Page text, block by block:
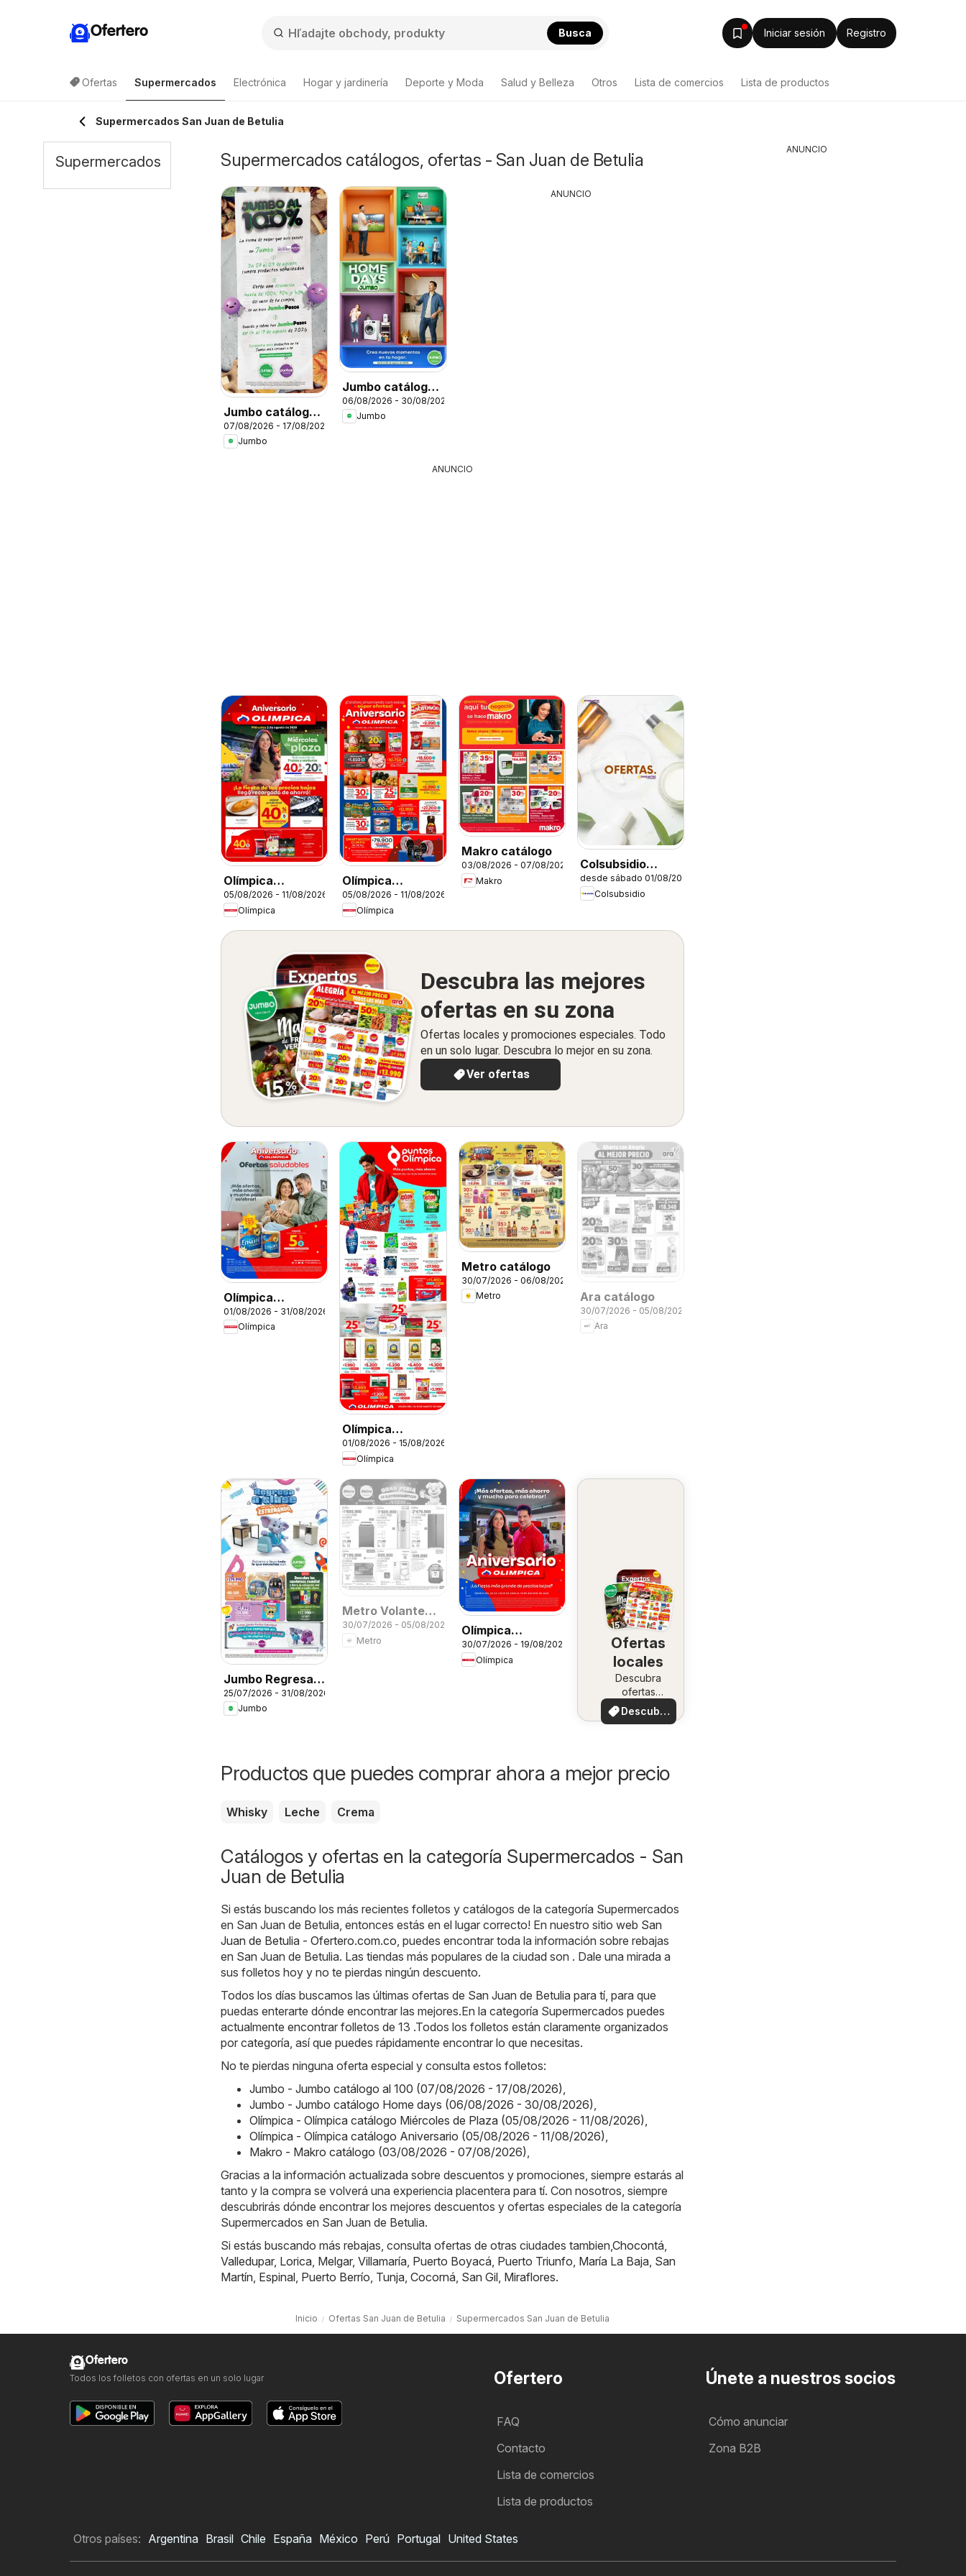
Ofertero Busca Iniciar sesión Registro
Ofertas Supermercados Electrónica Hogar y jardinería Deporte y Moda Salud y Belleza Otros Lista de comercios Lista de productos
Supermercados San Juan de Betulia
Supermercados catálogos, ofertas - San Juan de Betulia
Jumbo catálogo
al 100
07/08/2026 - 17/08/2026
Jumbo
Jumbo catálogo
Home days
06/08/2026 - 30/08/2026
Jumbo
ANUNCIO
ANUNCIO
Olímpica
catálogo
Miércoles de
Plaza
05/08/2026 - 11/08/2026
Olímpica
Olímpica
catálogo
Aniversario
05/08/2026 - 11/08/2026
Olímpica
Makro catálogo
03/08/2026 - 07/08/2026
Makro
Colsubsidio
catálogo
desde sábado 01/08/2026
Colsubsidio
Descubra las mejores
ofertas en su zona
Ofertas locales y promociones especiales. Todo
en un solo lugar. Descubra lo mejor en su zona.
Ver ofertas
Olímpica
catálogo
01/08/2026 - 31/08/2026
Olímpica
Olímpica
catálogo Más
puntos, más
ahorro
01/08/2026 - 15/08/2026
Olímpica
Metro catálogo
30/07/2026 - 06/08/2026
Metro
Ara catálogo
30/07/2026 - 05/08/2026
Ara
Jumbo Regresa a
clase
25/07/2026 - 31/08/2026
Jumbo
Metro Volante
feria electro
30/07/2026 - 05/08/2026
Metro
Olímpica
Aniversario
Ofertas textil y
30/07/2026 - 19/08/2026
Olímpica
Ofertas
locales
Descubra
ofertas
especiales
Descubre
ofertas
Productos que puedes comprar ahora a mejor precio
Whisky Leche Crema
Catálogos y ofertas en la categoría Supermercados - San
Juan de Betulia
Si estás buscando los más recientes folletos y catálogos de la categoría Supermercados
en San Juan de Betulia, entonces estás en el lugar correcto! En nuestro sitio web San
Juan de Betulia - Ofertero.com.co , puedes encontrar toda la información sobre rebajas
en San Juan de Betulia. Las tiendas más populares de la ciudad son . Dale una mirada a
sus folletos hoy y no te pierdas ningún descuento.
Todos los días buscamos las últimas ofertas de San Juan de Betulia para tí, para que
puedas enterarte dónde encontrar las mejores.En la categoría Supermercados puedes
actualmente encontrar folletos de 13 .Todos los folletos están claramente organizados
por categoría, así que puedes rápidamente encontrar lo que necesitas.
No te pierdas ninguna oferta especial y consulta estos folletos:
Jumbo - Jumbo catálogo al 100 (07/08/2026 - 17/08/2026)
Jumbo - Jumbo catálogo Home days (06/08/2026 - 30/08/2026)
Olímpica - Olímpica catálogo Miércoles de Plaza (05/08/2026 - 11/08/2026)
Olímpica - Olímpica catálogo Aniversario (05/08/2026 - 11/08/2026)
Makro - Makro catálogo (03/08/2026 - 07/08/2026)
Gracias a la información actualizada sobre descuentos y promociones, siempre estarás al
tanto y la compra se volverá una experiencia placentera para tí. Con nosotros, siempre
descubrirás dónde encontrar los mejores descuentos y ofertas especiales de la categoría
Supermercados en San Juan de Betulia.
Si estás buscando más rebajas, consulta ofertas de otras ciudades tambien, Chocontá
Valledupar, Lorica Melgar, Villamaría Puerto Boyacá Puerto Triunfo María La Baja San
Martín Espinal Puerto Berrío Tunja Cocorná San Gil Miraflores.
Inicio Ofertas San Juan de Betulia Supermercados San Juan de Betulia
Supermercados
ANUNCIO
Ofertero
FAQ
Contacto
Lista de comercios
Lista de productos
Únete a nuestros socios
Cómo anunciar
Zona B2B
Ofertero
Todos los folletos con ofertas en un solo lugar
Otros países: Argentina Brasil Chile España México Perú Portugal United States